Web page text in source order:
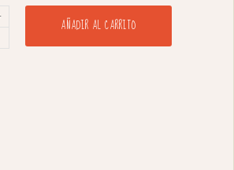
AÑADIR AL CARRITO